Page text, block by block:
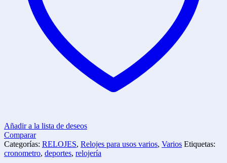
Añadir a la lista de deseos
Comparar
Categorías: RELOJES, Relojes para usos varios, Varios Etiquetas:
cronometro, deportes, relojería